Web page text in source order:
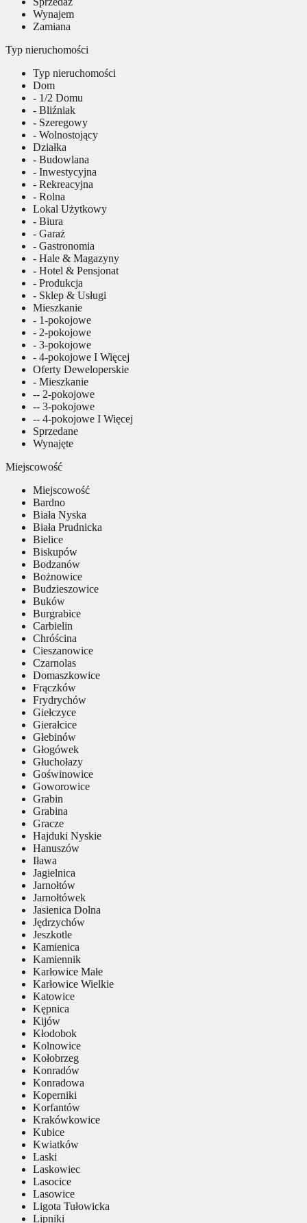
Wynajem
Zamiana
Typ nieruchomości
Typ nieruchomości
Dom
- 1/2 Domu
- Bliźniak
- Szeregowy
- Wolnostojący
Działka
- Budowlana
- Inwestycyjna
- Rekreacyjna
- Rolna
Lokal Użytkowy
- Biura
- Garaż
- Gastronomia
- Hale & Magazyny
- Hotel & Pensjonat
- Produkcja
- Sklep & Usługi
Mieszkanie
- 1-pokojowe
- 2-pokojowe
- 3-pokojowe
- 4-pokojowe I Więcej
Oferty Deweloperskie
- Mieszkanie
-- 2-pokojowe
-- 3-pokojowe
-- 4-pokojowe I Więcej
Sprzedane
Wynajęte
Miejscowość
Miejscowość
Bardno
Biała Nyska
Biała Prudnicka
Bielice
Biskupów
Bodzanów
Bożnowice
Budzieszowice
Buków
Burgrabice
Carbielin
Chróścina
Cieszanowice
Czarnolas
Domaszkowice
Frączków
Frydrychów
Giełczyce
Gierałcice
Głebinów
Głogówek
Głuchołazy
Goświnowice
Goworowice
Grabin
Grabina
Gracze
Hajduki Nyskie
Hanuszów
Iława
Jagielnica
Jarnołtów
Jarnołtówek
Jasienica Dolna
Jędrzychów
Jeszkotle
Kamienica
Kamiennik
Karłowice Małe
Karłowice Wielkie
Katowice
Kępnica
Kijów
Kłodobok
Kolnowice
Kołobrzeg
Konradów
Konradowa
Koperniki
Korfantów
Krakówkowice
Kubice
Kwiatków
Laski
Laskowiec
Lasocice
Lasowice
Ligota Tułowicka
Lipniki